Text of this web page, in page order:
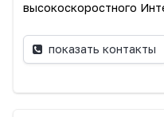
высокоскоростного
показать контакты